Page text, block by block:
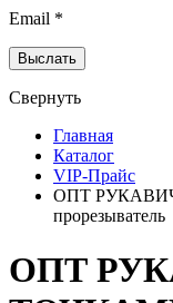
Email *
Свернуть
Главная
Каталог
VIP-Прайс
ОПТ
прорезыватель
ОПТ